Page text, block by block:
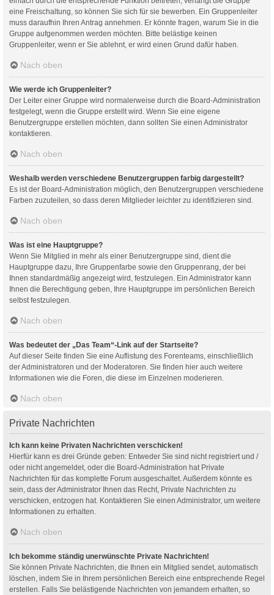
eine Freischaltung, so können Sie sich für sie bewerben. Ein Gruppenleiter
muss daraufhin Ihren Antrag annehmen. Er könnte fragen, warum Sie in die
Gruppe aufgenommen werden möchten. Bitte belästige keinen
Gruppenleiter, wenn er Sie ablehnt, er wird einen Grund dafür haben.
Nach oben
Wie werde ich Gruppenleiter?
Der Leiter einer Gruppe wird normalerweise durch die Board-Administration
festgelegt, wenn die Gruppe erstellt wird. Wenn Sie eine eigene
Benutzergruppe erstellen möchten, dann sollten Sie einen Administrator
kontaktieren.
Nach oben
Weshalb werden verschiedene Benutzergruppen farbig dargestellt?
Es ist der Board-Administration möglich, den Benutzergruppen verschiedene
Farben zuzuteilen, so dass deren Mitglieder leichter zu identifizieren sind.
Nach oben
Was ist eine Hauptgruppe?
Wenn Sie Mitglied in mehr als einer Benutzergruppe sind, dient die
Hauptgruppe dazu, Ihre Gruppenfarbe sowie den Gruppenrang, der bei
Ihnen standardmäßig angezeigt wird, festzulegen. Ein Administrator kann
Ihnen die Berechtigung geben, Ihre Hauptgruppe im persönlichen Bereich
selbst festzulegen.
Nach oben
Was bedeutet der „Das Team“-Link auf der Startseite?
Auf dieser Seite finden Sie eine Auflistung des Forenteams, einschließlich
der Administratoren und der Moderatoren. Sie finden hier auch weitere
Informationen wie die Foren, die diese im Einzelnen moderieren.
Nach oben
Private Nachrichten
Ich kann keine Privaten Nachrichten verschicken!
Hierfür kann es drei Gründe geben: Entweder Sie sind nicht registriert und /
oder nicht angemeldet, oder die Board-Administration hat Private
Nachrichten für das komplette Forum ausgeschaltet. Außerdem könnte es
sein, dass der Administrator Ihnen das Recht, Private Nachrichten zu
verschicken, entzogen hat. Kontaktieren Sie einen Administrator, um weitere
Informationen zu erhalten.
Nach oben
Ich bekomme ständig unerwünschte Private Nachrichten!
Sie können Private Nachrichten, die Ihnen ein Mitglied sendet, automatisch
löschen, indem Sie in Ihrem persönlichen Bereich eine entsprechende Regel
erstellen. Falls Sie belästigende Nachrichten von jemandem erhalten, so